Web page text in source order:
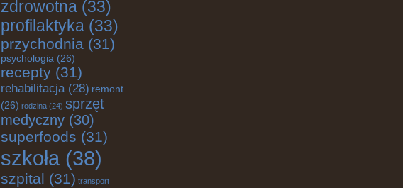
zdrowotna (33)
profilaktyka (33)
przychodnia (31)
psychologia (26)
recepty (31)
rehabilitacja(28) remont
(26) rodzina (24) sprzęt
medyczny (30)
superfoods (31)
szkoła (38)
szpital (31) transport